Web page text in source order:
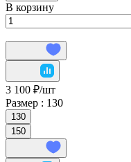
В корзину
3 100 ₽/шт
Размер : 130
130
150